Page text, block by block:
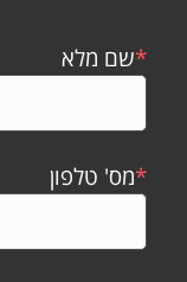
*שם מלא
*מס' טלפון